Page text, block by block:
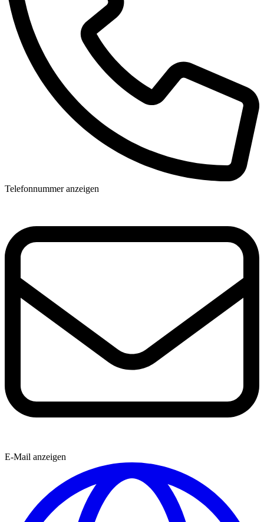
Telefonnummer anzeigen
E-Mail anzeigen